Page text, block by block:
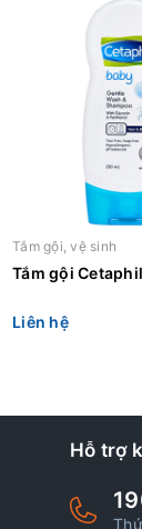
Tắm gội, vệ sinh
Tắm gội
Liên hệ
Hỗ trợ